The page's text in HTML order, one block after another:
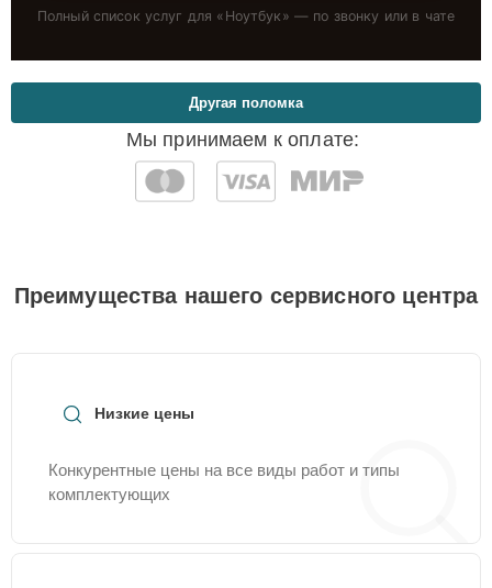
Полный список услуг для « Ноутбук » — по звонку или в чате
Мы принимаем к оплате:
Другая поломка
Преимущества нашего сервисного центра
Низкие цены
Конкурентные цены на все виды работ и типы
комплектующих